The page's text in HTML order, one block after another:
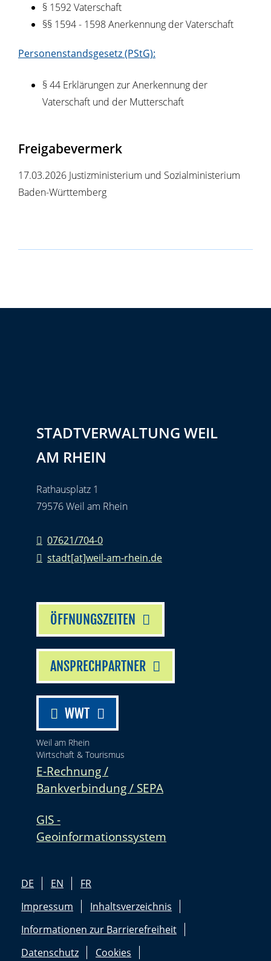
§ 1592 Vaterschaft
§§ 1594 - 1598 Anerkennung der Vaterschaft
Personenstandsgesetz (PStG):
§ 44 Erklärungen zur Anerkennung der
Vaterschaft und der Mutterschaft
Freigabevermerk
17.03.2026 Justizministerium und Sozialministerium
Baden-Württemberg
STADTVERWALTUNG WEIL
AM RHEIN
Rathausplatz 1
79576 Weil am Rhein
07621/704-0
stadt[at]weil-am-rhein.de
ÖFFNUNGSZEITEN
ANSPRECHPARTNER
WWT
Weil am Rhein
Wirtschaft & Tourismus
E-Rechnung /
Bankverbindung / SEPA
GIS -
Geoinformationssystem
DE EN
FR
Impressum
Inhaltsverzeichnis
Informationen zur Barrierefreiheit
Datenschutz
Cookies